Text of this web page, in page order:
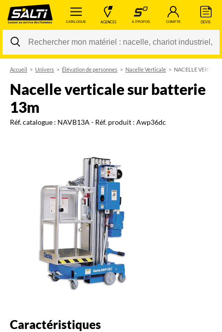
CATALOGUE AGENCES A PROPOS COMPTE DEVIS
Changer
Accueil Univers Élévation de personnes Nacelle Verticale NACELLE
nacelle verticale sur batterie
13m
Réf. catalogue : NAVB13A - Réf. produit : Awp36dc
Caractéristiques